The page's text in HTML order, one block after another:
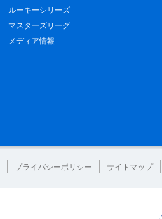
ルーキーシリーズ
マスターズリーグ
メディア情報
プライバシーポリシー サイトマップ